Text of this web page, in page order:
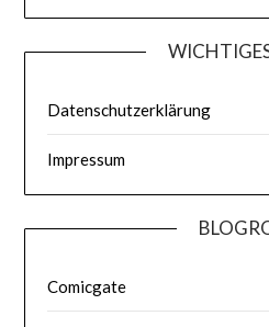
Datenschutzerklärung
Impressum
Comicgate